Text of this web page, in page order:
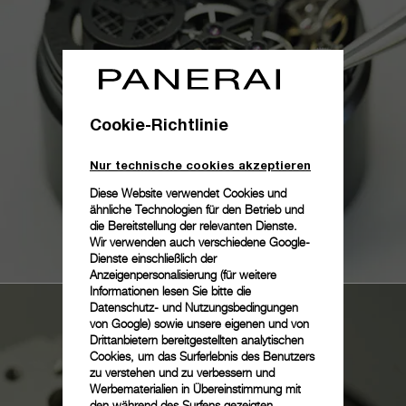
Cookie-Richtlinie
Nur technische cookies akzeptieren
Diese Website verwendet Cookies und
ähnliche Technologien für den Betrieb und
die Bereitstellung der relevanten Dienste.
Wir verwenden auch verschiedene Google-
Dienste einschließlich der
Anzeigenpersonalisierung (für weitere
Informationen lesen Sie bitte die
Datenschutz- und Nutzungsbedingungen
von Google) sowie unsere eigenen und von
Drittanbietern bereitgestellten analytischen
Cookies, um das Surferlebnis des Benutzers
zu verstehen und zu verbessern und
Werbematerialien in Übereinstimmung mit